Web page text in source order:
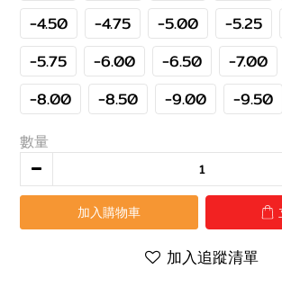
-4.50
-4.75 -5.00 -5.25
-5.75
-6.00 -6.50 -7.00
-8.00
-8.50 -9.00 -9.50
數量
加入購物車
加入追蹤清單